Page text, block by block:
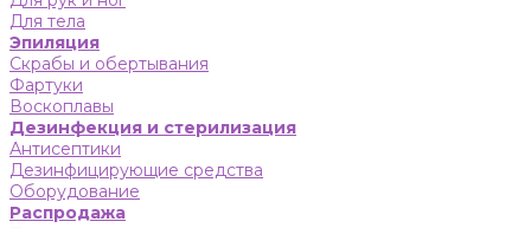
Для тела
Эпиляция
Скрабы и обертывания
Фартуки
Воскоплавы
Дезинфекция и стерилизация
Антисептики
Дезинфицирующие средства
Оборудование
Распродажа